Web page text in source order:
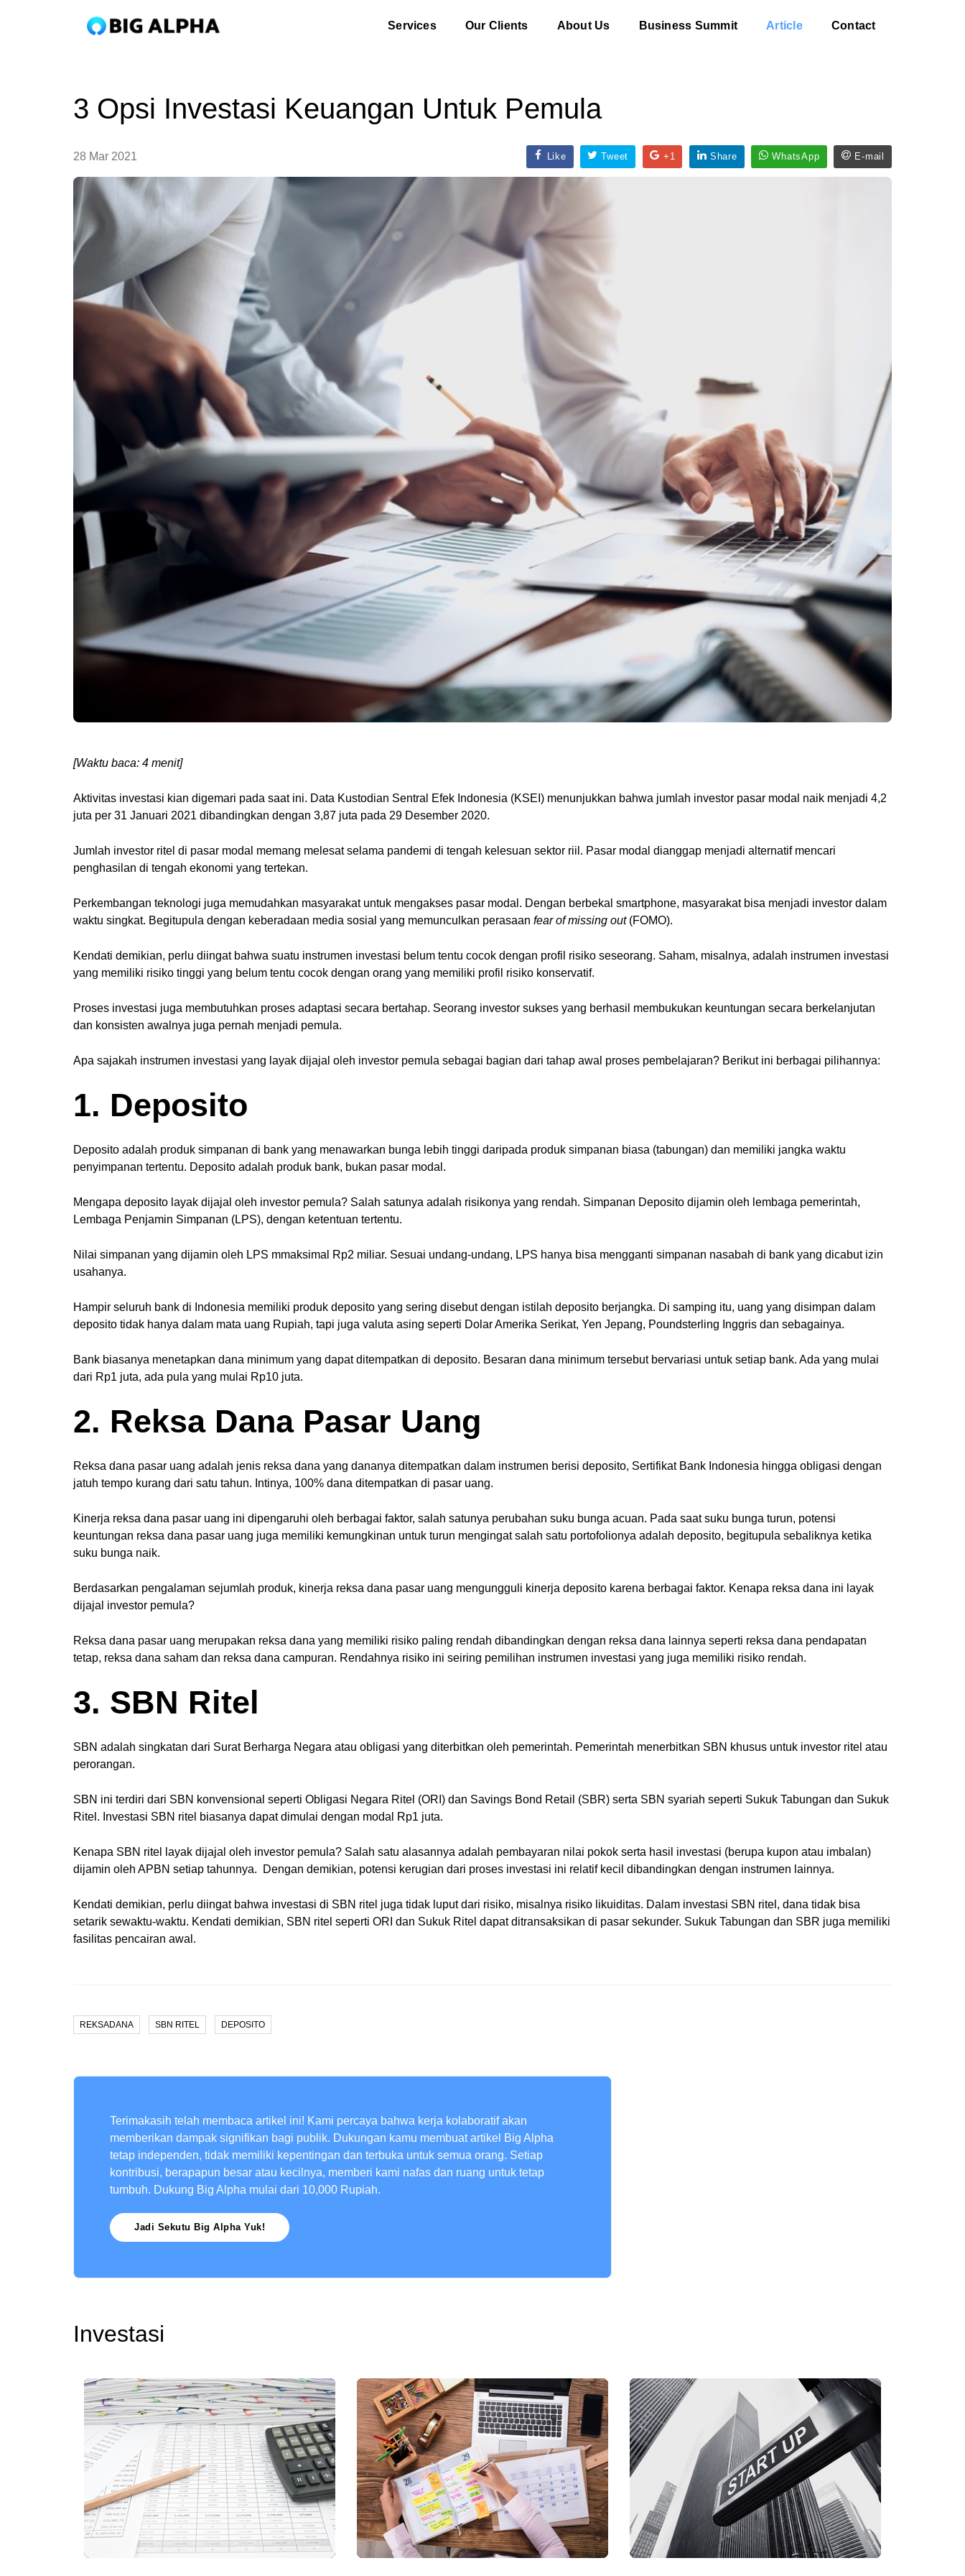
Services Our Clients About Us Business Summit Article Contact
3 Opsi Investasi Keuangan Untuk Pemula
28 Mar 2021 Like Tweet +1 Share WhatsApp E-mail
[Waktu baca: 4 menit]
Aktivitas investasi kian digemari pada saat ini. Data Kustodian Sentral Efek Indonesia (KSEI) menunjukkan bahwa jumlah investor pasar modal naik menjadi 4,2
juta per 31 Januari 2021 dibandingkan dengan 3,87 juta pada 29 Desember 2020.
Jumlah investor ritel di pasar modal memang melesat selama pandemi di tengah kelesuan sektor riil. Pasar modal dianggap menjadi alternatif mencari
penghasilan di tengah ekonomi yang tertekan.
Perkembangan teknologi juga memudahkan masyarakat untuk mengakses pasar modal. Dengan berbekal smartphone, masyarakat bisa menjadi investor dalam
waktu singkat. Begitupula dengan keberadaan media sosial yang memunculkan perasaan fear of missing out (FOMO).
Kendati demikian, perlu diingat bahwa suatu instrumen investasi belum tentu cocok dengan profil risiko seseorang. Saham, misalnya, adalah instrumen investasi
yang memiliki risiko tinggi yang belum tentu cocok dengan orang yang memiliki profil risiko konservatif.
Proses investasi juga membutuhkan proses adaptasi secara bertahap. Seorang investor sukses yang berhasil membukukan keuntungan secara berkelanjutan
dan konsisten awalnya juga pernah menjadi pemula.
Apa sajakah instrumen investasi yang layak dijajal oleh investor pemula sebagai bagian dari tahap awal proses pembelajaran? Berikut ini berbagai pilihannya:
1. Deposito
Deposito adalah produk simpanan di bank yang menawarkan bunga lebih tinggi daripada produk simpanan biasa (tabungan) dan memiliki jangka waktu
penyimpanan tertentu. Deposito adalah produk bank, bukan pasar modal.
Mengapa deposito layak dijajal oleh investor pemula? Salah satunya adalah risikonya yang rendah. Simpanan Deposito dijamin oleh lembaga pemerintah,
Lembaga Penjamin Simpanan (LPS), dengan ketentuan tertentu.
Nilai simpanan yang dijamin oleh LPS mmaksimal Rp2 miliar. Sesuai undang-undang, LPS hanya bisa mengganti simpanan nasabah di bank yang dicabut izin
usahanya.
Hampir seluruh bank di Indonesia memiliki produk deposito yang sering disebut dengan istilah deposito berjangka. Di samping itu, uang yang disimpan dalam
deposito tidak hanya dalam mata uang Rupiah, tapi juga valuta asing seperti Dolar Amerika Serikat, Yen Jepang, Poundsterling Inggris dan sebagainya.
Bank biasanya menetapkan dana minimum yang dapat ditempatkan di deposito. Besaran dana minimum tersebut bervariasi untuk setiap bank. Ada yang mulai
dari Rp1 juta, ada pula yang mulai Rp10 juta.
2. Reksa Dana Pasar Uang
Reksa dana pasar uang adalah jenis reksa dana yang dananya ditempatkan dalam instrumen berisi deposito, Sertifikat Bank Indonesia hingga obligasi dengan
jatuh tempo kurang dari satu tahun. Intinya, 100% dana ditempatkan di pasar uang.
Kinerja reksa dana pasar uang ini dipengaruhi oleh berbagai faktor, salah satunya perubahan suku bunga acuan. Pada saat suku bunga turun, potensi
keuntungan reksa dana pasar uang juga memiliki kemungkinan untuk turun mengingat salah satu portofolionya adalah deposito, begitupula sebaliknya ketika
suku bunga naik.
Berdasarkan pengalaman sejumlah produk, kinerja reksa dana pasar uang mengungguli kinerja deposito karena berbagai faktor. Kenapa reksa dana ini layak
dijajal investor pemula?
Reksa dana pasar uang merupakan reksa dana yang memiliki risiko paling rendah dibandingkan dengan reksa dana lainnya seperti reksa dana pendapatan
tetap, reksa dana saham dan reksa dana campuran. Rendahnya risiko ini seiring pemilihan instrumen investasi yang juga memiliki risiko rendah.
3. SBN Ritel
SBN adalah singkatan dari Surat Berharga Negara atau obligasi yang diterbitkan oleh pemerintah. Pemerintah menerbitkan SBN khusus untuk investor ritel atau
perorangan.
SBN ini terdiri dari SBN konvensional seperti Obligasi Negara Ritel (ORI) dan Savings Bond Retail (SBR) serta SBN syariah seperti Sukuk Tabungan dan Sukuk
Ritel. Investasi SBN ritel biasanya dapat dimulai dengan modal Rp1 juta.
Kenapa SBN ritel layak dijajal oleh investor pemula? Salah satu alasannya adalah pembayaran nilai pokok serta hasil investasi (berupa kupon atau imbalan)
dijamin oleh APBN setiap tahunnya. Dengan demikian, potensi kerugian dari proses investasi ini relatif kecil dibandingkan dengan instrumen lainnya.
Kendati demikian, perlu diingat bahwa investasi di SBN ritel juga tidak luput dari risiko, misalnya risiko likuiditas. Dalam investasi SBN ritel, dana tidak bisa
setarik sewaktu-waktu. Kendati demikian, SBN ritel seperti ORI dan Sukuk Ritel dapat ditransaksikan di pasar sekunder. Sukuk Tabungan dan SBR juga memiliki
fasilitas pencairan awal.
REKSADANA SBN RITEL DEPOSITO
Terimakasih telah membaca artikel ini! Kami percaya bahwa kerja kolaboratif akan
memberikan dampak signifikan bagi publik. Dukungan kamu membuat artikel Big Alpha
tetap independen, tidak memiliki kepentingan dan terbuka untuk semua orang. Setiap
kontribusi, berapapun besar atau kecilnya, memberi kami nafas dan ruang untuk tetap
tumbuh. Dukung Big Alpha mulai dari 10,000 Rupiah.
Jadi Sekutu Big Alpha Yuk!
Investasi